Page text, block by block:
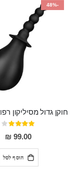
-48%
דירוג:
80%
99.00 ₪
הוסף לסל